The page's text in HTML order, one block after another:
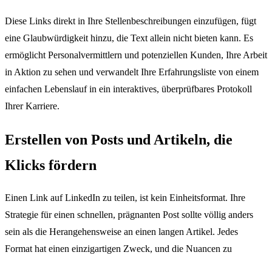
Diese Links direkt in Ihre Stellenbeschreibungen einzufügen, fügt
eine Glaubwürdigkeit hinzu, die Text allein nicht bieten kann. Es
ermöglicht Personalvermittlern und potenziellen Kunden, Ihre Arbeit
in Aktion zu sehen und verwandelt Ihre Erfahrungsliste von einem
einfachen Lebenslauf in ein interaktives, überprüfbares Protokoll
Ihrer Karriere.
Erstellen von Posts und Artikeln, die
Klicks fördern
Einen Link auf LinkedIn zu teilen, ist kein Einheitsformat. Ihre
Strategie für einen schnellen, prägnanten Post sollte völlig anders
sein als die Herangehensweise an einen langen Artikel. Jedes
Format hat einen einzigartigen Zweck, und die Nuancen zu